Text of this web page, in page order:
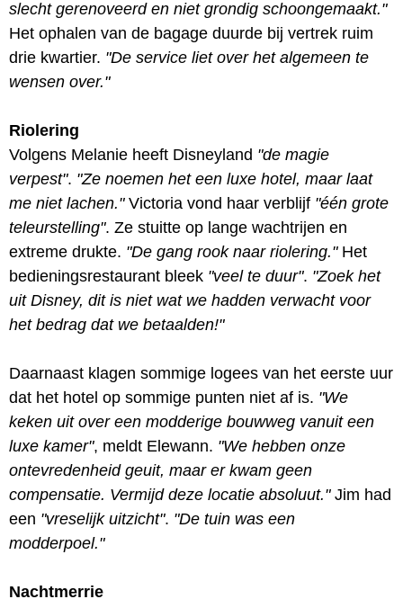
slecht gerenoveerd en niet grondig schoongemaakt."
Het ophalen van de bagage duurde bij vertrek ruim
drie kwartier. "De service liet over het algemeen te
wensen over."
Riolering
Volgens Melanie heeft Disneyland "de magie
verpest". "Ze noemen het een luxe hotel, maar laat
me niet lachen."Victoria vond haar verblijf "één grote
teleurstelling". Ze stuitte op lange wachtrijen en
extreme drukte. "De gang rook naar riolering."Het
bedieningsrestaurant bleek "veel te duur". "Zoek het
uit Disney, dit is niet wat we hadden verwacht voor
het bedrag dat we betaalden!"
Daarnaast klagen sommige logees van het eerste uur
dat het hotel op sommige punten niet af is. "We
keken uit over een modderige bouwweg vanuit een
luxe kamer", meldt Elewann. "We hebben onze
ontevredenheid geuit, maar er kwam geen
compensatie. Vermijd deze locatie absoluut."Jim had
een "vreselijk uitzicht". "De tuin was een
modderpoel."
Nachtmerrie